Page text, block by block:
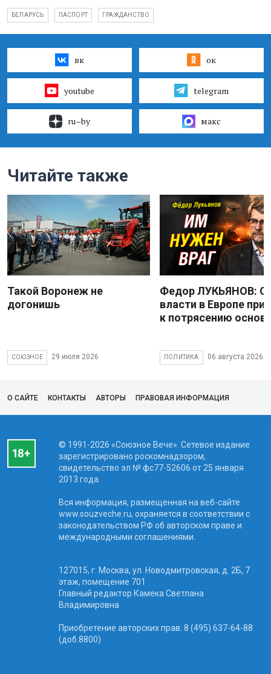
БЕЛАРУСЬ ПАСПОРТ ГРАЖДАНСТВО
вк ок
youtube telegram
ru–by макс
Читайте также
Такой Воронеж не
догонишь
СОЮЗНОЕ 29 июля 2026
Федор ЛУКЬЯНОВ:
власти в Европе
к потрясению основ
ПОЛИТИКА 06 августа 2026
О САЙТЕ КОНТАКТЫ АВТОРЫ ПРАВОВАЯ ИНФОРМАЦИЯ
© 1991-2026 «Союзное Вече». Сетевое издание
зарегистрировано роскомнадзором,
свидетельство эл № фc77-52606 от 25 января
2013 года.
Вся информация, размещенная на веб-сайте
www.souzveche.ru, охраняется в соответствии с
законодательством РФ об авторском праве и
международными соглашениями.
127015, г. Москва, ул. Новодмитровская, д. 2Б, 7
этаж, помещение 701
Главный редактор Камека Светлана
Владимировна
Приобретение авторских прав: 8 (495) 637-64-88
(доб.8800)